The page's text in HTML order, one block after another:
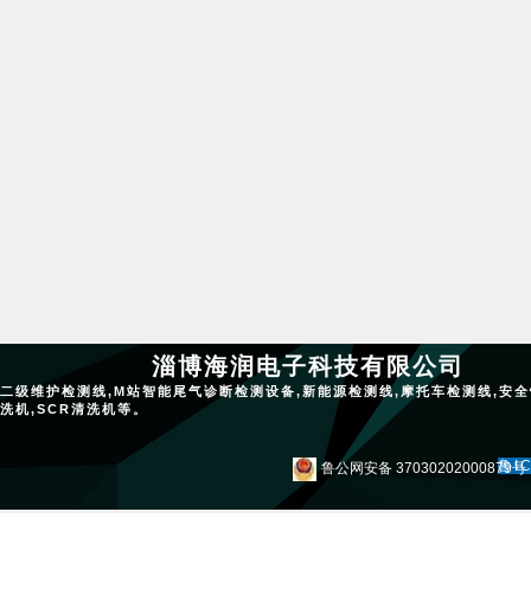
淄博海润电子科技有限公司
二级维护检测线,M站智能尾气诊断检测设备,新能源检测线,摩托车检测线,安
洗机,SCR清洗机等。
鲁
鲁公网安备 37030202000879号